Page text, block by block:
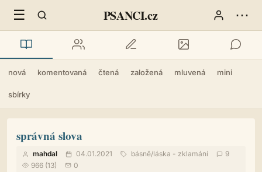
☰ PSANCI.cz ⋯
nová komentovaná čtená založená mluvená mini
sbírky
správná slova
mahdal 04.01.2021 básně/láska - zklamání
9
966 (13)
0